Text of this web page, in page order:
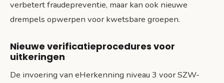
verbetert fraudepreventie, maar kan ook nieuwe
drempels opwerpen voor kwetsbare groepen.
Nieuwe verificatieprocedures voor
uitkeringen
De invoering van eHerkenning niveau 3 voor SZW-